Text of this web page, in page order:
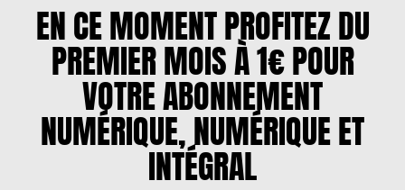
EN CE MOMENT PROFITEZ DU
PREMIER MOIS À 1€ POUR
VOTRE ABONNEMENT
NUMÉRIQUE, NUMÉRIQUE ET
INTÉGRAL